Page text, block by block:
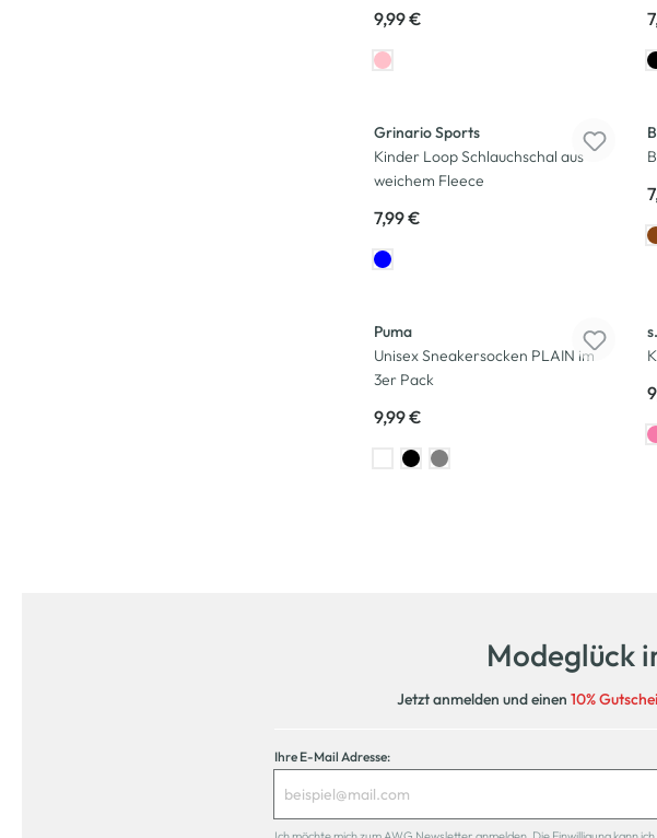
9,99 €
Grinario Sports
Kinder Loop Schlauchschal aus
weichem Fleece
7,99 €
Puma
Unisex Sneakersocken PLAIN im
3er Pack
9,99 €
Modeglück
Jetzt anmelden und einen 10%
Ihre E-Mail Adresse: